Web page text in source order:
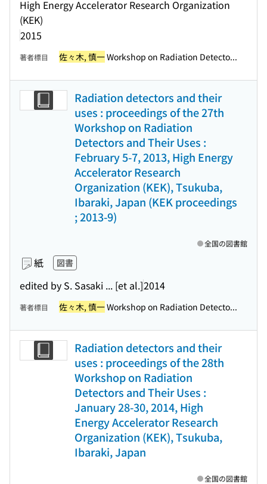
High Energy Accelerator Research Organization
(KEK)
2015
著者標目 佐々木, 慎一Workshop on Radiation Detecto...
Radiation detectors and their
uses : proceedings of the 27th
Workshop on Radiation
Detectors and Their Uses :
February 5-7, 2013, High Energy
Accelerator Research
Organization (KEK), Tsukuba,
Ibaraki, Japan (KEK proceedings
; 2013-9)
紙 図書
edited by S. Sasaki ... [et al.]2014
全国の図書館
著者標目 佐々木, 慎一Workshop on Radiation Detecto...
Radiation detectors and their
uses : proceedings of the 28th
Workshop on Radiation
Detectors and Their Uses :
January 28-30, 2014, High
Energy Accelerator Research
Organization (KEK), Tsukuba,
Ibaraki, Japan
全国の図書館